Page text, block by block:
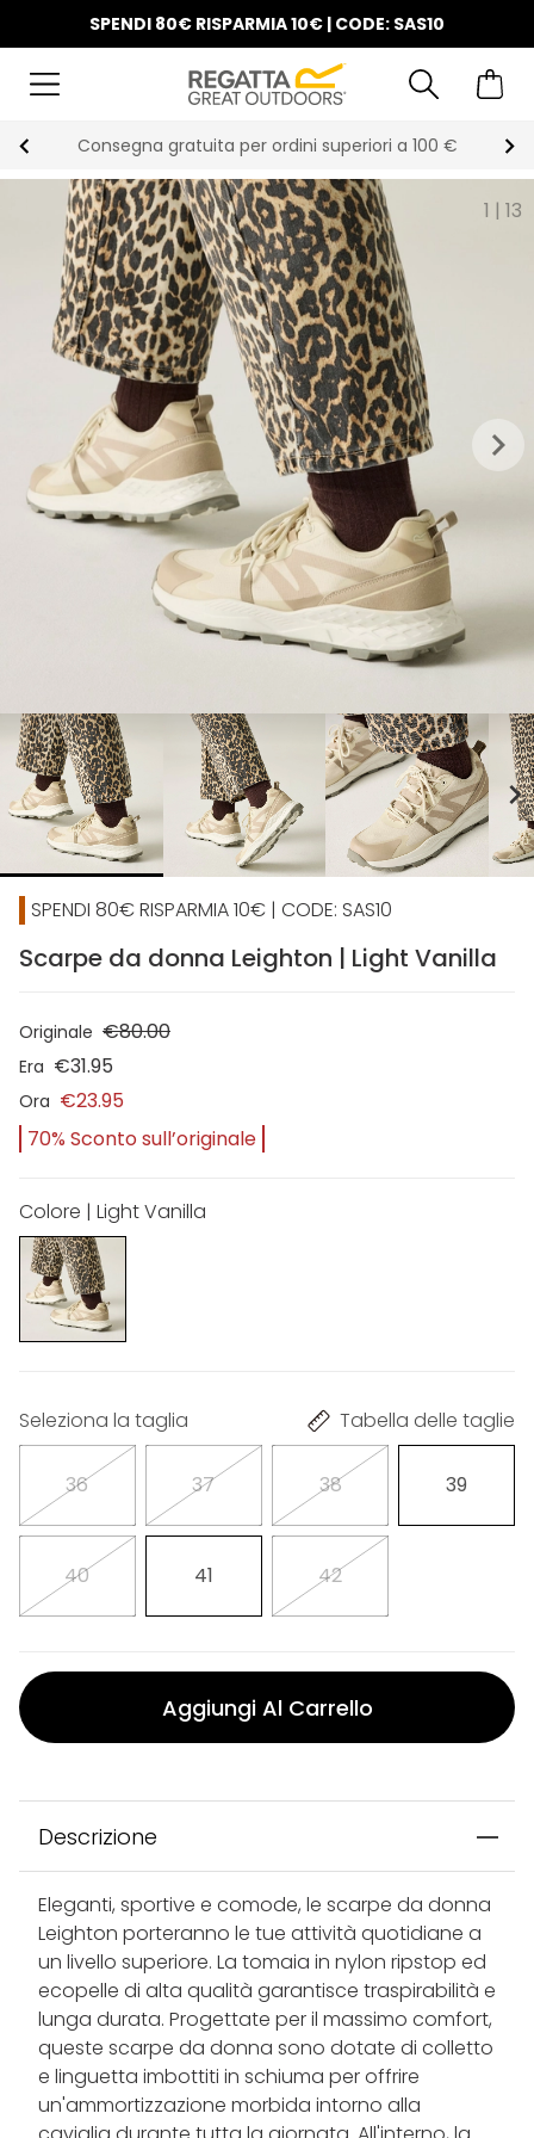
SPENDI 80€ RISPARMIA 10€ | CODE: SAS10
Consegna gratuita per ordini superiori a 100 €
1 | 13
keyboard_arrow_right
chevron_right
SPENDI 80€ RISPARMIA 10€ | CODE: SAS10
Scarpe da donna Leighton | Light Vanilla
Originale €80.00
Era €31.95
Ora €23.95
70% Sconto sull’originale
Colore | Light Vanilla
Seleziona la taglia Tabella delle taglie
36 37 38 39
40 41 42
Aggiungi Al Carrello
Descrizione
Eleganti, sportive e comode, le scarpe da donna
Leighton porteranno le tue attività quotidiane a
un livello superiore. La tomaia in nylon ripstop ed
ecopelle di alta qualità garantisce traspirabilità e
lunga durata. Progettate per il massimo comfort,
queste scarpe da donna sono dotate di colletto
e linguetta imbottiti in schiuma per offrire
un'ammortizzazione morbida intorno alla